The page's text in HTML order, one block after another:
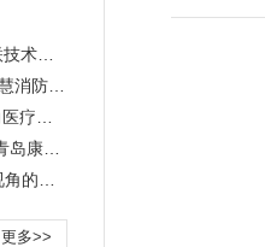
更多>>